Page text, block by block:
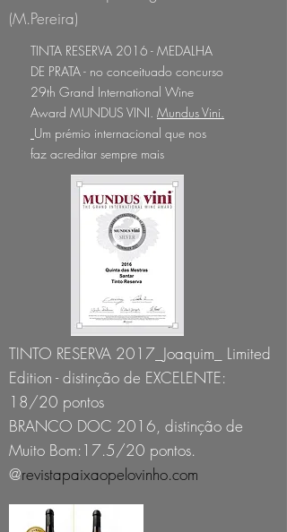
(M.Pereira)
TINTA RESERVA 2016 - MEDALHA
DE PRATA - no conceituado concurso
29th Grand International Wine
Award MUNDUS VINI. Mundus Vini.
Um prémio internacional que nos
faz acreditar sempre mais
TINTO RESERVA 2017_Joaquim_ Limited
Edition - distinção de EXCELENTE:
18/20 pontos
BRANCO DOC 2016, distinção de
Muito Bom:17.5/20 pontos.
@revistapaixaopelovinho.com